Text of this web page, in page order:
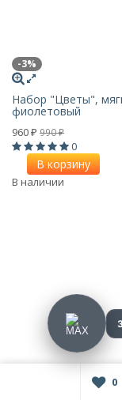
-3%
Набор "Цветы",
фиолетовый
960 ₽ 990₽
0
В корзину
В наличии
0